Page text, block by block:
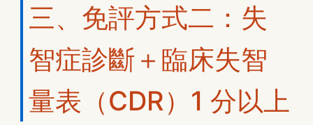
三、免評方式二：失
智症診斷＋臨床失智
量表（CDR）1 分以上